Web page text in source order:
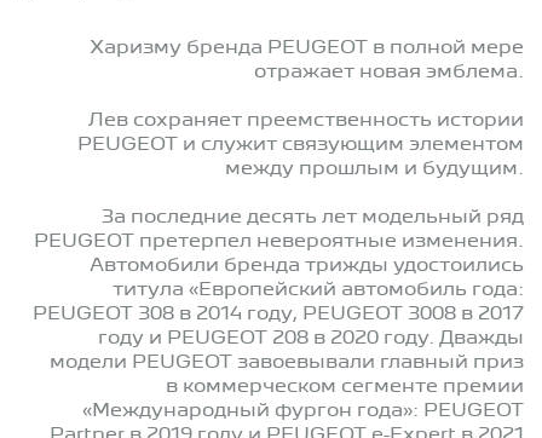
Харизму бренда PEUGEOT в полной мере
отражает новая эмблема.
Лев сохраняет преемственность истории
PEUGEOT и служит связующим элементом
между прошлым и будущим.
За последние десять лет модельный ряд
PEUGEOT претерпел невероятные изменения.
Автомобили бренда трижды удостоились
титула «Европейский автомобиль года:
PEUGEOT 308 в 2014 году, PEUGEOT 3008 в 2017
году и PEUGEOT 208 в 2020 году. Дважды
модели PEUGEOT завоевывали главный приз
в коммерческом сегменте премии
«Международный фургон года»: PEUGEOT